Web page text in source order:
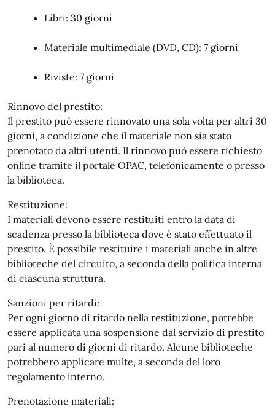
Libri: 30 giorni
Materiale multimediale (DVD, CD): 7 giorni
Riviste: 7 giorni
Rinnovo del prestito:
Il prestito può essere rinnovato una sola volta per altri 30
giorni, a condizione che il materiale non sia stato
prenotato da altri utenti. Il rinnovo può essere richiesto
online tramite il portale OPAC, telefonicamente o presso
la biblioteca.
Restituzione:
I materiali devono essere restituiti entro la data di
scadenza presso la biblioteca dove è stato effettuato il
prestito. È possibile restituire i materiali anche in altre
biblioteche del circuito, a seconda della politica interna
di ciascuna struttura.
Sanzioni per ritardi:
Per ogni giorno di ritardo nella restituzione, potrebbe
essere applicata una sospensione dal servizio di prestito
pari al numero di giorni di ritardo. Alcune biblioteche
potrebbero applicare multe, a seconda del loro
regolamento interno.
Prenotazione materiali: